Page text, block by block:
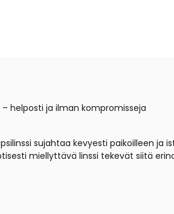
helposti ja ilman kompromisseja
sujahtaa kevyesti paikoilleen ja
miellyttävä linssi tekevät siitä